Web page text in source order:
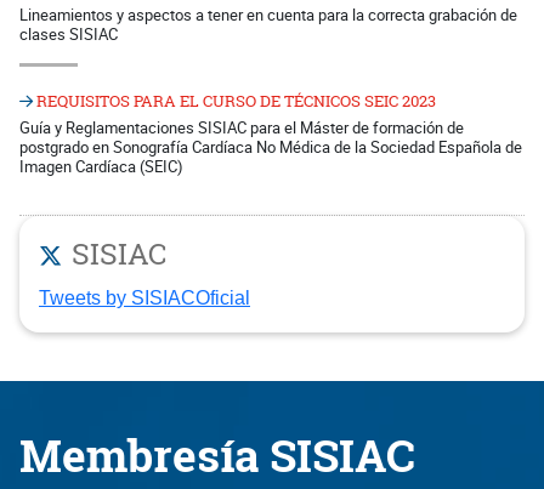
Lineamientos y aspectos a tener en cuenta para la correcta grabación de
clases SISIAC
REQUISITOS PARA EL CURSO DE TÉCNICOS SEIC 2023
Guía y Reglamentaciones SISIAC para el Máster de formación de
postgrado en Sonografía Cardíaca No Médica de la Sociedad Española de
Imagen Cardíaca (SEIC)
SISIAC
Tweets by SISIACOficial
Membresía SISIAC